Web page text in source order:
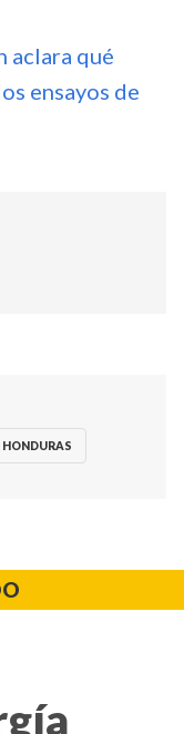
aclara qué
ensayos de
HONDURAS